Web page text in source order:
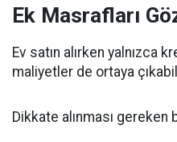
Ek Masrafları
Ev satın alırken yalnızca
maliyetler de ortaya
Dikkate alınması gereken